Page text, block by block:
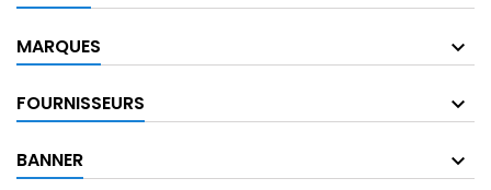
MARQUES
FOURNISSEURS
BANNER